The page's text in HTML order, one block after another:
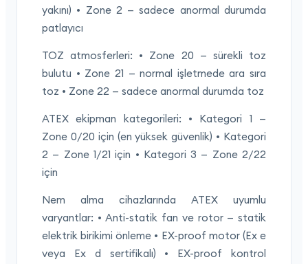
yakını) • Zone 2 — sadece anormal durumda
patlayıcı
TOZ atmosferleri: • Zone 20 — sürekli toz
bulutu • Zone 21 — normal işletmede ara sıra
toz • Zone 22 — sadece anormal durumda toz
ATEX ekipman kategorileri: • Kategori 1 —
Zone 0/20 için (en yüksek güvenlik) • Kategori
2 — Zone 1/21 için • Kategori 3 — Zone 2/22
için
Nem alma cihazlarında ATEX uyumlu
varyantlar: • Anti-statik fan ve rotor — statik
elektrik birikimi önleme • EX-proof motor (Ex e
veya Ex d sertifikalı) • EX-proof kontrol